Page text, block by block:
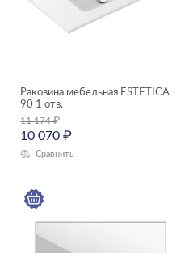
Раковина мебельная ESTETICA
90 1 отв.
11 174₽
10 070 ₽
Сравнить